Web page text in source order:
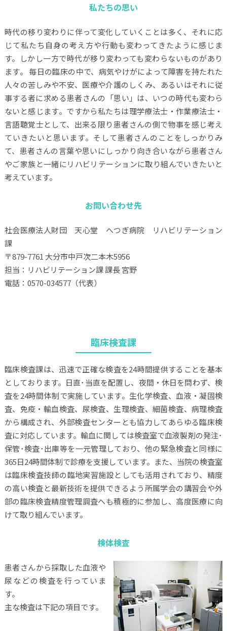
私たちの思い
時代の移り変わりに伴って変化していくことは多く、それに応
じて私たち自身の考え方や行動も変わってきたように感じま
す。しかし一方で時代が移り変わっても変わらないものがあり
ます。 毎日の臨床の中で、病気やけがによって障害を持たれた
人々の苦しみや不安、医療や介護のしくみ、あるいはそれに従
事する者に求める患者さんの「思い」は、いつの時代も変わら
ないと感じます。ですから私たちは理学療法士・作業療法士・
言語聴覚士として、出来る限り患者さんの側で物事を感じ考え
ていきたいと思います。そして患者さんのことをしっかりみ
て、患者さんの言葉や思いにしっかり向き合いながら患者さん
やご家族と一緒にリハビリテーションに取り組んでいきたいと
考えています。
お問い合わせ先
社会医療法人財団 天心堂 へつぎ病院 リハビリテーション
課
〒879-7761 大分市中戸次二本木5956
担当：リハビリテーション課 課長 宮野
電話：0570-034577（代表）
臨床検査課
臨床検査課は、迅速で正確な検査を24時間提供することを基本
としております。日直･当直を配置し、夜間・休日を問わず、検
査を24時間体制で実施しています。生化学検査、血液・凝固検
査、免疫・輸血検査、尿検査、生理検査、細菌検査、病理検査
から構成され、外部検査センターとも協力してあらゆる臨床検
査に対応しています。輸血に関しては検査室で血液製剤の発注･
保管･検査･出庫等を一元管理しており、他の緊急検査と同様に
365日24時間体制で診療を支援しています。また、当院の検査室
は臨床検査技師の臨地実習施設としても活用されており、精度
の高い検査と最新技術を提供できるよう所属学会の講習会や外
部の臨床検査精度管理調査へも積極的に参加し、高度医療に向
けて取り組んでいます。
検体検査
患者さんから採取した血液や
尿などの検査を行っていま
す。
主な検査は下記の項目です。